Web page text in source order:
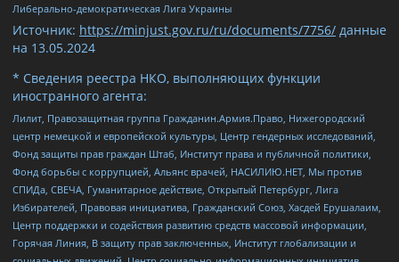
Либерально-демократическая Лига Украины
Источник: https://minjust.gov.ru/ru/documents/7756/ данные
на 13.05.2024
* Сведения реестра НКО, выполняющих функции
иностранного агента:
Лилит, Правозащитная группа Гражданин.Армия.Право, Нижегородский
центр немецкой и европейской культуры, Центр гендерных исследований,
Фонд защиты прав граждан Штаб, Институт права и публичной политики,
Фонд борьбы с коррупцией, Альянс врачей, НАСИЛИЮ.НЕТ, Мы против
СПИДа, СВЕЧА, Гуманитарное действие, Открытый Петербург, Лига
Избирателей, Правовая инициатива, Гражданский Союз, Хасдей Ерушалаим,
Центр поддержки и содействия развитию средств массовой информации,
Горячая Линия, В защиту прав заключенных, Институт глобализации и